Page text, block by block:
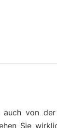
auch von
Sie